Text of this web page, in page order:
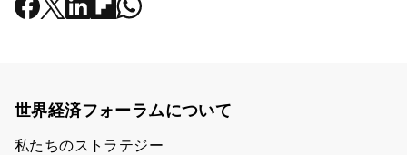
世界経済フォーラムについて
私たちのストラテジー